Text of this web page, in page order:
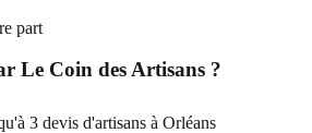
part
Le Coin des Artisans ?
3 devis d'artisans à Orléans